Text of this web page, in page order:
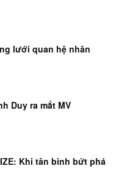
lưới quan hệ nhân
Duy ra mắt MV
Khi tân binh bứt phá